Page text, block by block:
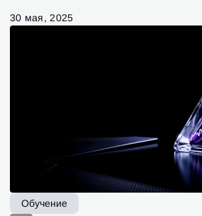
30 мая, 2025
Обучение